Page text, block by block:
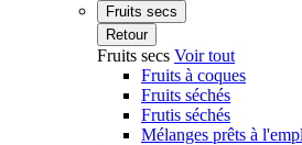
Fruits secs
Retour
Fruits secs Voir tout
Fruits à coques
Fruits séchés
Frutis séchés
Mélanges prêts à